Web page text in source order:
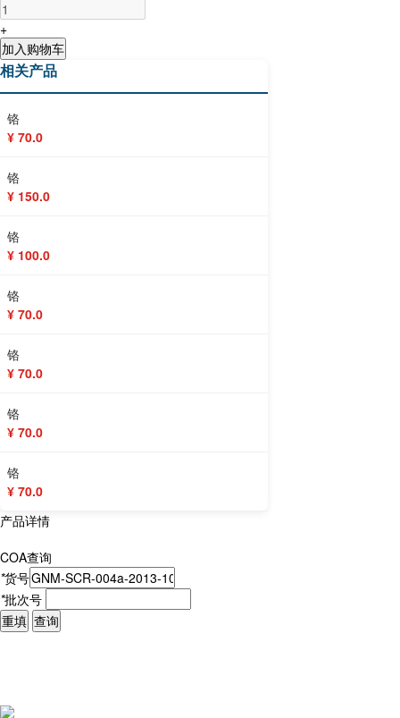
+
加入购物车
相关产品
铬
¥ 70.0
铬
¥ 150.0
铬
¥ 100.0
铬
¥ 70.0
铬
¥ 70.0
铬
¥ 70.0
铬
¥ 70.0
产品详情
COA查询
*货号
*批次号
重填 查询